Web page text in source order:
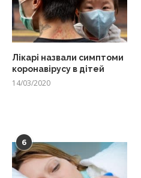
Лікарі назвали симптоми
коронавірусу в дітей
14/03/2020
6